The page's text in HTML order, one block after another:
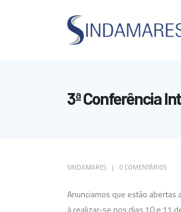
3ª Conferência
SINDAMARES 0 COMENTÁRIOS
Anunciamos que estão abertas
à realizar-se nos dias 10 e 11